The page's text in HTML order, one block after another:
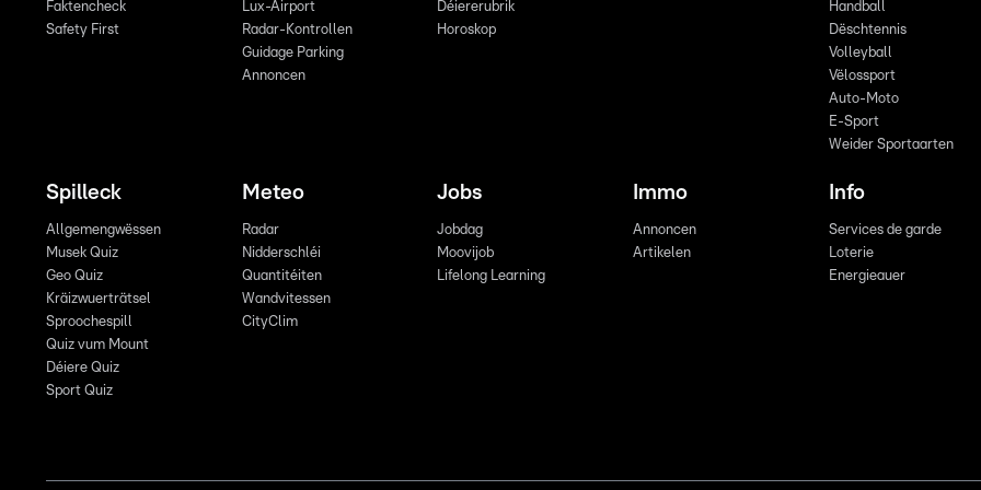
Faktencheck
Safety First
Lux-Airport
Radar-Kontrollen
Guidage Parking
Annoncen
Déiererubrik
Horoskop
Handball
Dëschtennis
Volleyball
Vëlossport
Auto-Moto
E-Sport
Weider Sportaarten
Spilleck
Allgemengwëssen
Musek Quiz
Geo Quiz
Kräizwuerträtsel
Sproochespill
Quiz vum Mount
Déiere Quiz
Sport Quiz
Meteo
Radar
Nidderschléi
Quantitéiten
Wandvitessen
CityClim
Jobs
Jobdag
Moovijob
Lifelong Learning
Immo
Annoncen
Artikelen
Info
Services de garde
Loterie
Energieauer